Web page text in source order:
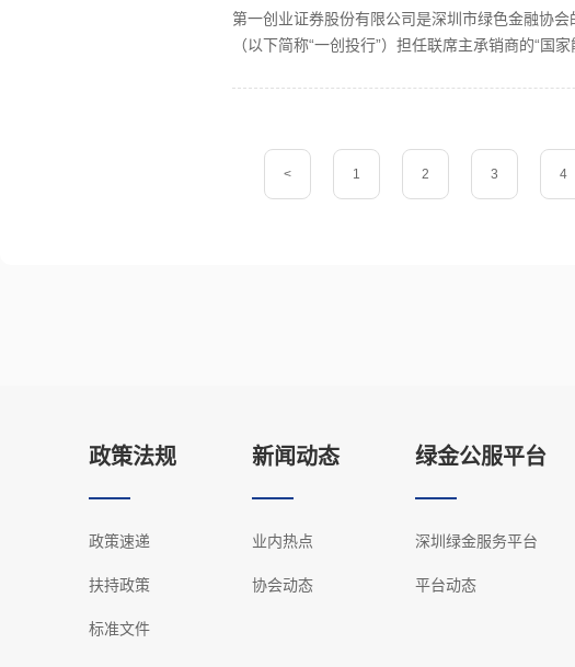
第一创业证券股份有限公司是深圳市绿色金融协
（以下简称“一创投行”）担任联席主承销商的“国
< 1 2 3 4
政策法规
政策速递
扶持政策
标准文件
新闻动态
业内热点
协会动态
绿金公服平台
深圳绿金服务平台
平台动态